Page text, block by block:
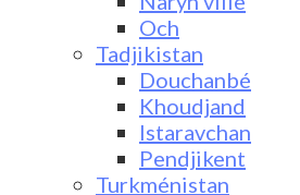
Och
Tadjikistan
Douchanbé
Khoudjand
Istaravchan
Pendjikent
Turkménistan